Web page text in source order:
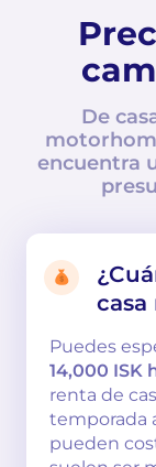
De
encuentra
casa
Puedes
14,000 ISK
renta de
temporada
pueden